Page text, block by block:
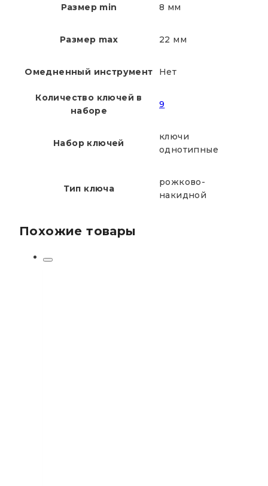
Размер min 8 мм
Размер max 22 мм
Омедненный инструмент Нет
Количество ключей в
наборе
9
Набор ключей
ключи
однотипные
Тип ключа
рожково-
накидной
Похожие товары